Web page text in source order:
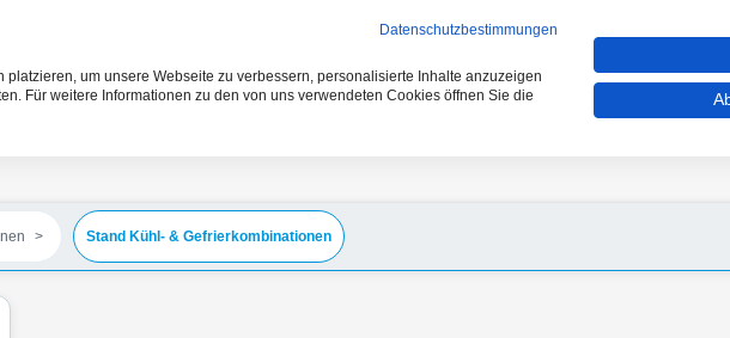
Stand Kühl- & Gefrierkombinationen
Datenschutzbestimmungen
um unsere Webseite zu verbessern, personalisierte Inhalte anzuzeigen
Für weitere Informationen zu den von uns verwendeten Cookies öffnen Sie die